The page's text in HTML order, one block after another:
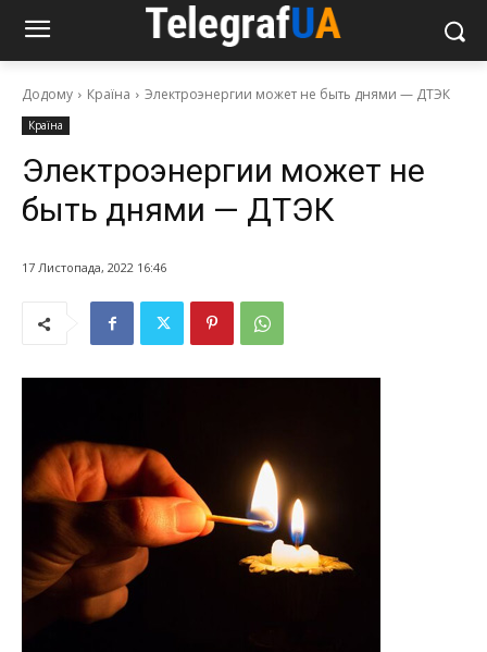
Додому Країна Электроэнергии может не быть днями — ДТЭК
Країна
Электроэнергии может не
быть днями — ДТЭК
17 Листопада, 2022 16:46